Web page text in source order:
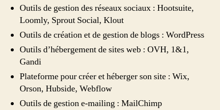
Outils de gestion des réseaux sociaux : Hootsuite,
Loomly, Sprout Social, Klout
Outils de création et de gestion de blogs : WordPress
Outils d’hébergement de sites web : OVH, 1&1,
Gandi
Plateforme pour créer et héberger son site : Wix,
Orson, Hubside, Webflow
Outils de gestion e-mailing : MailChimp